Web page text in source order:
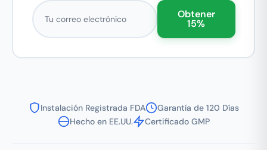
Correo electrónico
Obtener
15%
Instalación Registrada FDA
Garantía de 120 Días
Hecho en EE.UU.
Certificado GMP